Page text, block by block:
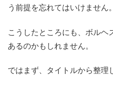
う前提を忘れてはいけません。
こうしたところにも、ボルヘ
あるのかもしれません。
ではまず、タイトルから整理